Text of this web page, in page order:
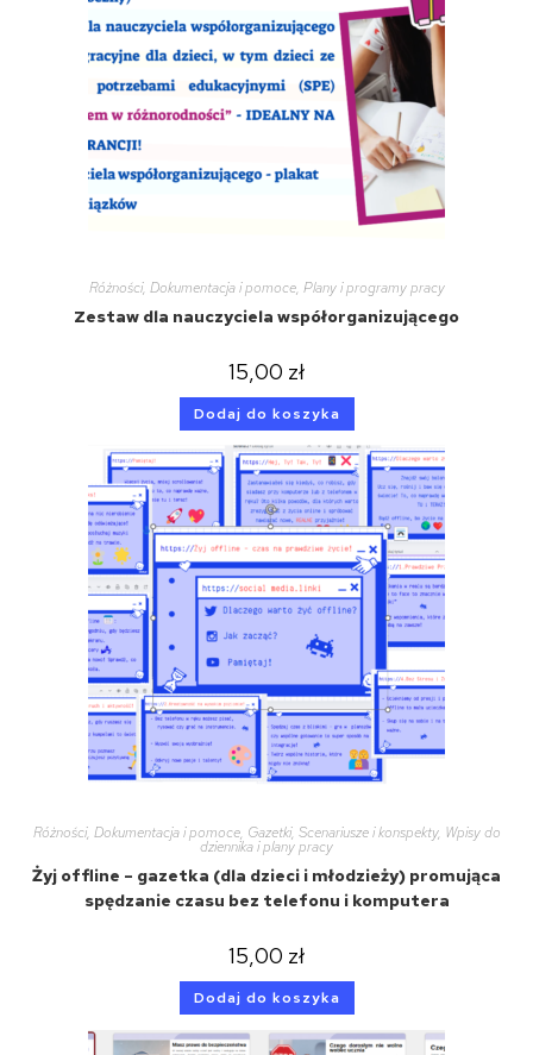
Różności, Dokumentacja i pomoce, Plany i programy pracy
Zestaw dla nauczyciela współorganizującego
15,00 zł
Dodaj do koszyka
Różności, Dokumentacja i pomoce, Gazetki, Scenariusze i konspekty, Wpisy do
dziennika i plany pracy
Żyj offline – gazetka (dla dzieci i młodzieży) promująca
spędzanie czasu bez telefonu i komputera
15,00 zł
Dodaj do koszyka